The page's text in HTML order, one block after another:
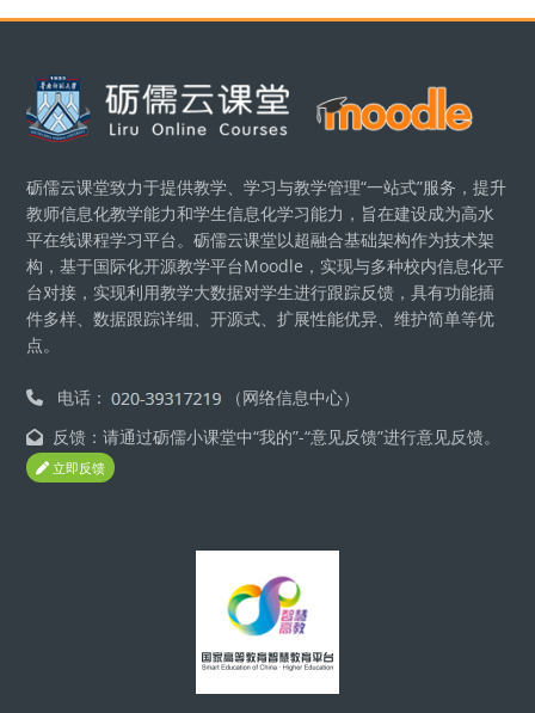
版块
砺儒云课堂致力于提供教学、学习与教学管理“一站式”服务，提升
教师信息化教学能力和学生信息化学习能力，旨在建设成为高水
平在线课程学习平台。砺儒云课堂以超融合基础架构作为技术架
构，基于国际化开源教学平台Moodle，实现与多种校内信息化平
台对接，实现利用教学大数据对学生进行跟踪反馈，具有功能插
件多样、数据跟踪详细、开源式、扩展性能优异、维护简单等优
点。
电话：
（网络信息中心）
反馈：请通过砺儒小课堂中“我的”-“意见反馈”进行意见反馈。
立即反馈